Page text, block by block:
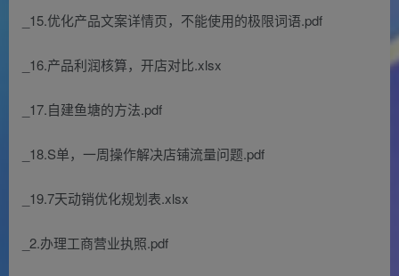
_15.优化产品文案详情页，不能使用的极限词语.pdf
_16.产品利润核算，开店对比.xlsx
_17.自建鱼塘的方法.pdf
_18.S单，一周操作解决店铺流量问题.pdf
_19.7天动销优化规划表.xlsx
_2.办理工商营业执照.pdf